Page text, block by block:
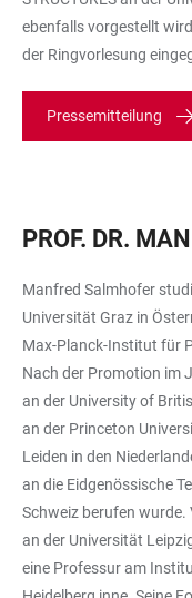
ebenfalls vorgestellt
der Ringvorlesung
Pressemitteilung
PROF. DR.
Manfred Salmhofer
Universität Graz in
Max-Planck-Institut für
Nach der Promotion im
an der University of
an der Princeton
Leiden in den
an die Eidgenössische
Schweiz berufen
an der Universität
eine Professur am